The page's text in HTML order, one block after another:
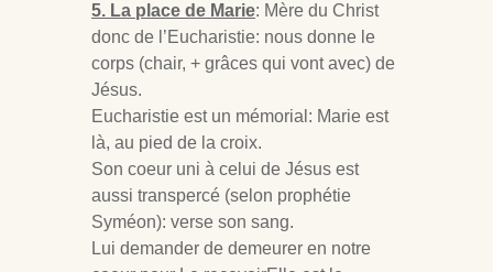
5. La place de Marie: Mère du Christ
donc de l’Eucharistie: nous donne le
corps (chair, + grâces qui vont avec) de
Jésus.
Eucharistie est un mémorial: Marie est
là, au pied de la croix.
Son coeur uni à celui de Jésus est
aussi transpercé (selon prophétie
Syméon): verse son sang.
Lui demander de demeurer en notre